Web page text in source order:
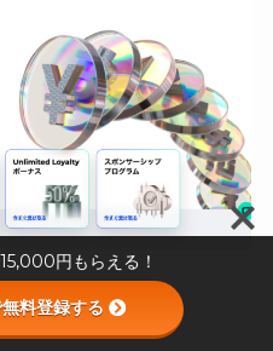
円もらえる！
料登録する